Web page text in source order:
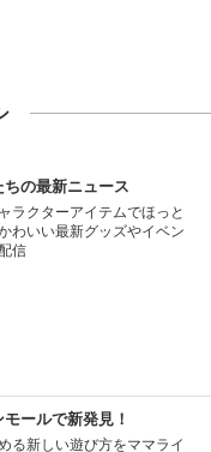
ちの最新ニュース
ラクターアイテムでほっと
わいい最新グッズやイベン
信
ールで新発見！
る新しい遊び方をママライ